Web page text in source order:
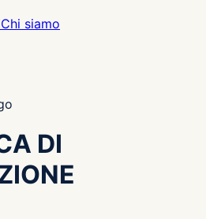
Chi siamo
DI